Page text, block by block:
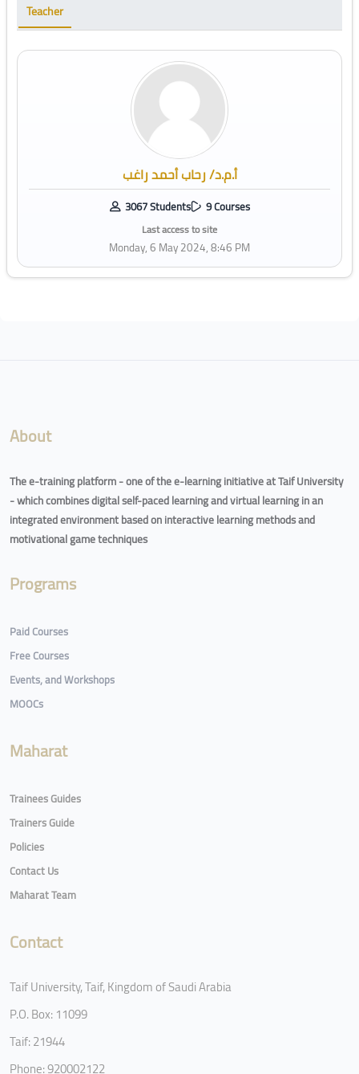
Teacher
أ.م.د/ رحاب أحمد راغب
3067 Students 9 Courses
Last access to site
Monday, 6 May 2024, 8:46 PM
About
The e-training platform - one of the e-learning initiative at Taif University
- which combines digital self-paced learning and virtual learning in an
integrated environment based on interactive learning methods and
motivational game techniques
Programs
Paid Courses
Free Courses
Events, and Workshops
MOOCs
Maharat
Trainees Guides
Trainers Guide
Policies
Contact Us
Maharat Team
Contact
Taif University, Taif, Kingdom of Saudi Arabia
P.O. Box: 11099
Taif: 21944
Phone: 920002122